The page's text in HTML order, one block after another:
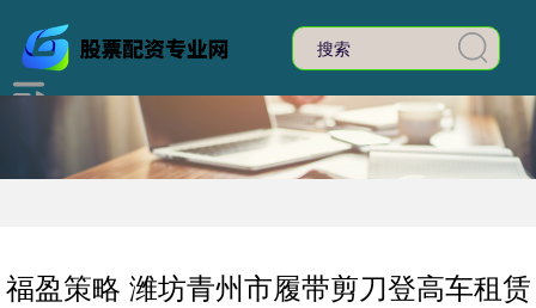
福盈策略 潍坊青州市履带剪刀登高车租赁